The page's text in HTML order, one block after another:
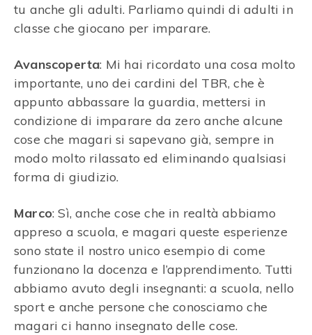
tu anche gli adulti. Parliamo quindi di adulti in
classe che giocano per imparare.
Avanscoperta: Mi hai ricordato una cosa molto
importante, uno dei cardini del TBR, che è
appunto abbassare la guardia, mettersi in
condizione di imparare da zero anche alcune
cose che magari si sapevano già, sempre in
modo molto rilassato ed eliminando qualsiasi
forma di giudizio.
Marco: Sì, anche cose che in realtà abbiamo
appreso a scuola, e magari queste esperienze
sono state il nostro unico esempio di come
funzionano la docenza e l’apprendimento. Tutti
abbiamo avuto degli insegnanti: a scuola, nello
sport e anche persone che conosciamo che
magari ci hanno insegnato delle cose.